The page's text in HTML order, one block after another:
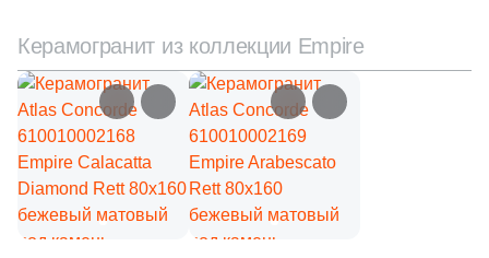
Сатинированная (53)
Структурированная (
Цвет
Бежевый (82)
Керамогранит из коллекции Empire